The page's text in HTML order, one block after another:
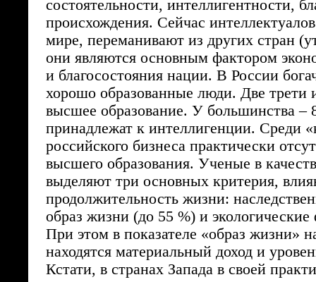
состоятельности, интеллигентности,
происхождения. Сейчас
мире, переманивают из других стран
они являются основным фактором
и благосостояния нации. В России
хорошо образованные люди. Две трети
высшее образование. У большинства –
принадлежат к интеллигенции. Среди
российского бизнеса практически
высшего образования. Ученые в
выделяют три основных критерия,
продолжительность жизни:
образ жизни (до 55 %) и
При этом в показателе «образ жизни»
находятся материальный доход и
Кстати, в странах Запада в своей